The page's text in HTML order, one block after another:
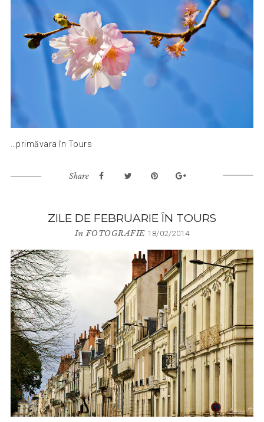
…primăvara în Tours
Share
ZILE DE FEBRUARIE ÎN TOURS
InFOTOGRAFIE 18/02/2014